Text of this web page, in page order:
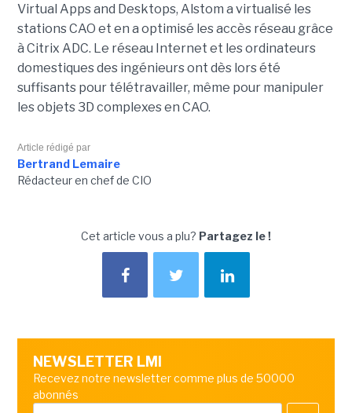
Virtual Apps and Desktops, Alstom a virtualisé les
stations CAO et en a optimisé les accès réseau grâce
à Citrix ADC. Le réseau Internet et les ordinateurs
domestiques des ingénieurs ont dès lors été
suffisants pour télétravailler, même pour manipuler
les objets 3D complexes en CAO.
Article rédigé par
Bertrand Lemaire
Rédacteur en chef de CIO
Cet article vous a plu? Partagez le !
NEWSLETTER LMI
Recevez notre newsletter comme plus de 50000
abonnés